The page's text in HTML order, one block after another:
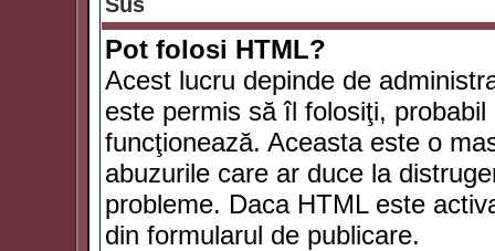
Pot folosi HTML?
Acest lucru depinde de
este permis să îl folosiţi,
funcţionează. Aceasta este o
abuzurile care ar duce la
probleme. Daca HTML este
din formularul de publicare.